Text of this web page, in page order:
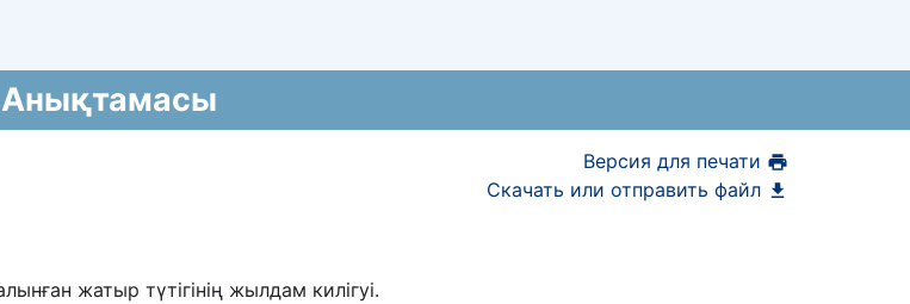
Анықтамасы
Версия для печати
Скачать или отправить файл
жатыр түтігінің жылдам килігуі.